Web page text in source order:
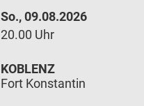
So., 09.08.2026
20.00 Uhr
KOBLENZ
Fort Konstantin